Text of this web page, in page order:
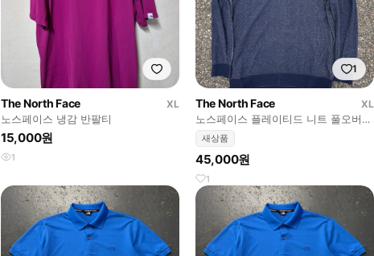
The North Face
XL
노스페이스 냉감 반팔티
15,000원
1
1
The North Face
XL
노스페이스 플레이티드 니트 풀오버
후드 xl
새상품
45,000원
1